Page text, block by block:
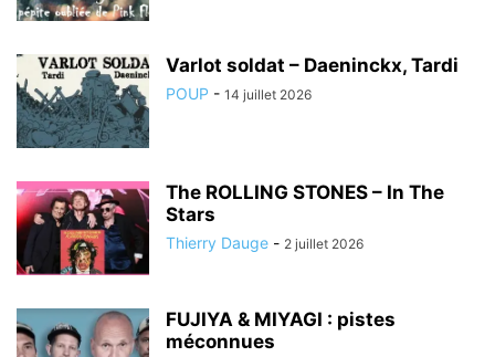
Varlot soldat – Daeninckx, Tardi
POUP - 14 juillet 2026
The ROLLING STONES – In The
Stars
Thierry Dauge - 2 juillet 2026
FUJIYA & MIYAGI : pistes
méconnues